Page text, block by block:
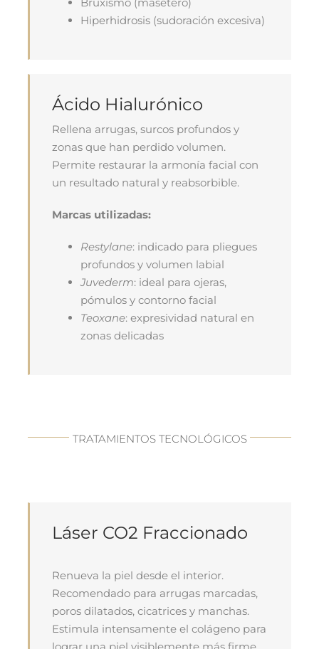
Hiperhidrosis (sudoración excesiva)
Ácido Hialurónico
Rellena arrugas, surcos profundos y
zonas que han perdido volumen.
Permite restaurar la armonía facial con
un resultado natural y reabsorbible.
Marcas utilizadas:
Restylane: indicado para pliegues
profundos y volumen labial
Juvederm: ideal para ojeras,
pómulos y contorno facial
Teoxane: expresividad natural en
zonas delicadas
TRATAMIENTOS TECNOLÓGICOS
Láser CO2 Fraccionado
Renueva la piel desde el interior.
Recomendado para arrugas marcadas,
poros dilatados, cicatrices y manchas.
Estimula intensamente el colágeno para